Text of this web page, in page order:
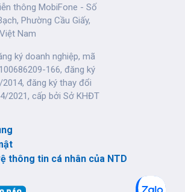
thông MobiFone - Số
Phường Cầu Giấy,
Nam
ký doanh nghiệp, mã
166, đăng ký
đăng ký thay đổi
2021, cấp bởi Sở KHĐT
thông tin cá nhân của NTD